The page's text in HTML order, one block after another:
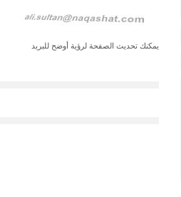
يمكنك تحديث الصفحة لرؤية أوضح للبريد